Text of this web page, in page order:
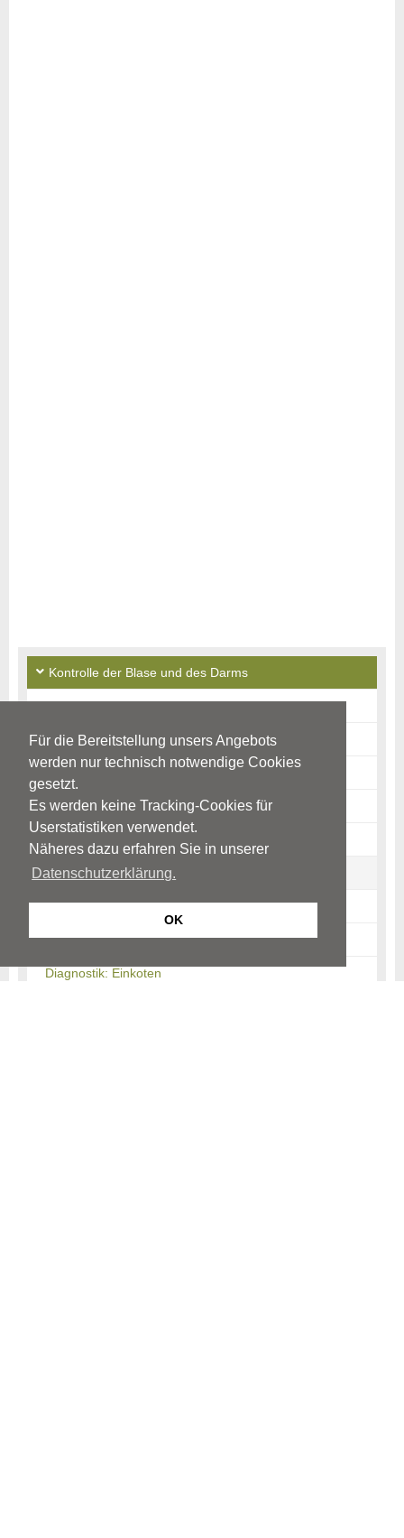
Für die Bereitstellung unsers Angebots
werden nur technisch notwendige Cookies
gesetzt.
Es werden keine Tracking-Cookies für
Userstatistiken verwendet.
Näheres dazu erfahren Sie in unserer
Datenschutzerklärung.
OK
Kontrolle der Blase und des Darms
Ursachen: Bettnässen
Ursachen: Einnässen tags
Störungsbild: Bettnässen
Störungsbild: Einkoten
Mögliche Auswirkungen
Diagnostik: Einnässen
Diagnostik: Einkoten